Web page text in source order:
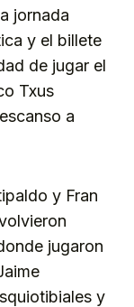
jornada
y el billete
de jugar el
Txus
a
y Fran
jugaron
y